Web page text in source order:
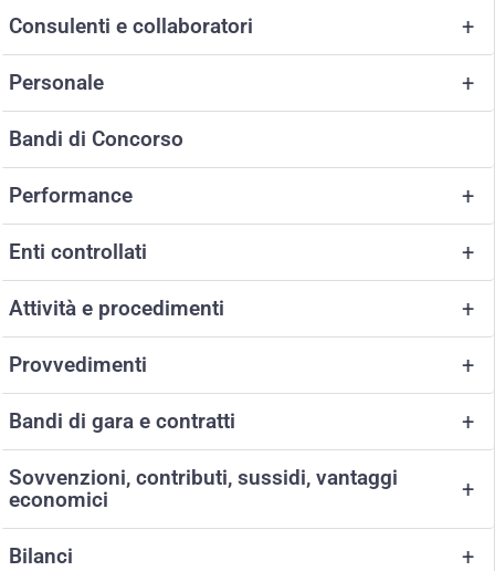
+
Consulenti e collaboratori
+
Personale
Bandi di Concorso
+
Performance
+
Enti controllati
+
Attività e procedimenti
+
Provvedimenti
+
Bandi di gara e contratti
+
Sovvenzioni, contributi, sussidi, vantaggi
economici
+
Bilanci